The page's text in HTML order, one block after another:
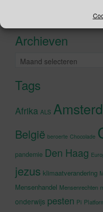
Recente tweets
Klik om
accepteren
Archieven
Archieven
Tags
Afrika ALS
België beroerte Chocolade
pandemie Den Haag
jezus klimaatverandering
Mensenhandel Mensenrechten
onderwijs pesten Pi